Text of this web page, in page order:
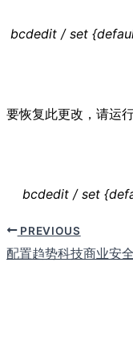
bcdedit / set
要恢复此更改，请运
bcdedit / set
PREVIOUS
配置趋势科技商业安